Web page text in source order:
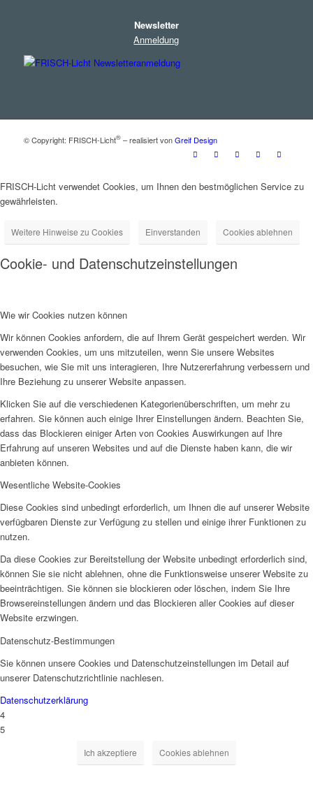
Newsletter
Anmeldung
© Copyright: FRISCH-Licht®– realisiert vonGreif Design
FRISCH-Licht verwendet Cookies, um Ihnen den bestmöglichen Service zu
gewährleisten.
Weitere Hinweise zu Cookies Einverstanden Cookies ablehnen
Cookie- und Datenschutzeinstellungen
Wie wir Cookies nutzen können
Wir können Cookies anfordern, die auf Ihrem Gerät gespeichert werden. Wir
verwenden Cookies, um uns mitzuteilen, wenn Sie unsere Websites
besuchen, wie Sie mit uns interagieren, Ihre Nutzererfahrung verbessern und
Ihre Beziehung zu unserer Website anpassen.
Klicken Sie auf die verschiedenen Kategorienüberschriften, um mehr zu
erfahren. Sie können auch einige Ihrer Einstellungen ändern. Beachten Sie,
dass das Blockieren einiger Arten von Cookies Auswirkungen auf Ihre
Erfahrung auf unseren Websites und auf die Dienste haben kann, die wir
anbieten können.
Wesentliche Website-Cookies
Diese Cookies sind unbedingt erforderlich, um Ihnen die auf unserer Website
verfügbaren Dienste zur Verfügung zu stellen und einige ihrer Funktionen zu
nutzen.
Da diese Cookies zur Bereitstellung der Website unbedingt erforderlich sind,
können Sie sie nicht ablehnen, ohne die Funktionsweise unserer Website zu
beeinträchtigen. Sie können sie blockieren oder löschen, indem Sie Ihre
Browsereinstellungen ändern und das Blockieren aller Cookies auf dieser
Website erzwingen.
Datenschutz-Bestimmungen
Sie können unsere Cookies und Datenschutzeinstellungen im Detail auf
unserer Datenschutzrichtlinie nachlesen.
Datenschutzerklärung
4
5
Ich akzeptiere Cookies ablehnen